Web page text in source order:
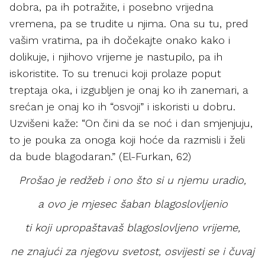
dobra, pa ih potražite, i posebno vrijedna
vremena, pa se trudite u njima. Ona su tu, pred
vašim vratima, pa ih dočekajte onako kako i
dolikuje, i njihovo vrijeme je nastupilo, pa ih
iskoristite. To su trenuci koji prolaze poput
treptaja oka, i izgubljen je onaj ko ih zanemari, a
srećan je onaj ko ih “osvoji” i iskoristi u dobru.
Uzvišeni kaže: “On čini da se noć i dan smjenjuju,
to je pouka za onoga koji hoće da razmisli i želi
da bude blagodaran.” (El-Furkan, 62)
Prošao je redžeb i ono što si u njemu uradio,
a ovo je mjesec šaban blagoslovljenio
ti koji upropaštavaš blagoslovljeno vrijeme,
ne znajući za njegovu svetost, osvijesti se i čuvaj